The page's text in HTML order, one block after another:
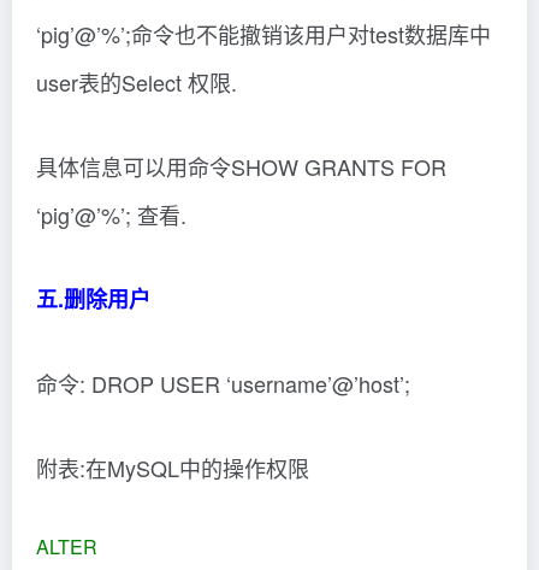
‘pig’@’%’;命令也不能撤销该用户对test数据库中
user表的Select 权限.
具体信息可以用命令SHOW GRANTS FOR
‘pig’@’%’; 查看.
五.删除用户
命令: DROP USER ‘username’@’host’;
附表:在MySQL中的操作权限
ALTER